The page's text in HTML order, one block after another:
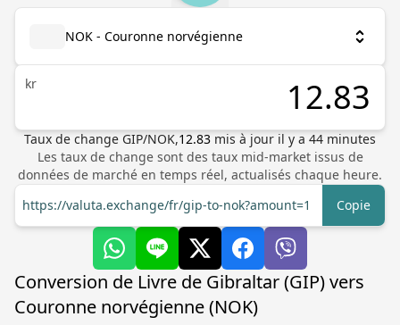
NOK - Couronne norvégienne
kr
Taux de change GIP/NOK,12.83 mis à jour il y a 44 minutes
Les taux de change sont des taux mid-market issus de
données de marché en temps réel, actualisés chaque heure.
https://valuta.exchange/fr/gip-to-nok?amount=1
Copie
Conversion de Livre de Gibraltar (GIP) vers
Couronne norvégienne (NOK)